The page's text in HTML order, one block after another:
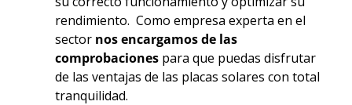
rendimiento. Como empresa experta en el
sector nos encargamos de las
comprobaciones para que puedas disfrutar
de las ventajas de las placas solares con total
tranquilidad.